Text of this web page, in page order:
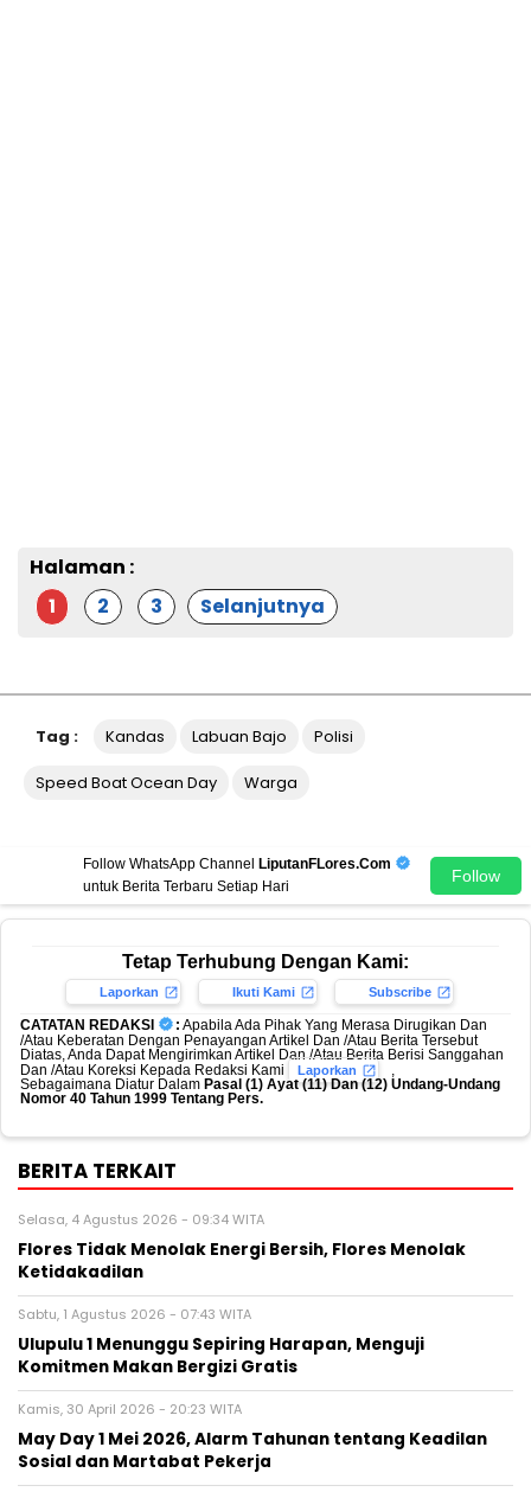
Halaman :
1
2 3 Selanjutnya
Tag : Kandas Labuan Bajo Polisi
Speed Boat Ocean Day Warga
Follow WhatsApp Channel
LiputanFLores.Com
untuk Berita Terbaru Setiap Hari
Follow
Tetap Terhubung Dengan Kami:
Laporkan Ikuti Kami Subscribe
CATATAN REDAKSI : Apabila Ada Pihak Yang Merasa Dirugikan Dan
/Atau Keberatan Dengan Penayangan Artikel Dan /Atau Berita Tersebut
Diatas, Anda Dapat Mengirimkan Artikel Dan /Atau Berita Berisi Sanggahan
Dan /Atau Koreksi Kepada Redaksi Kami
Laporkan
,
Sebagaimana Diatur Dalam Pasal (1) Ayat (11) Dan (12) Undang-Undang
Nomor 40 Tahun 1999 Tentang Pers.
BERITA TERKAIT
Selasa, 4 Agustus 2026 - 09:34 WITA
Flores Tidak Menolak Energi Bersih, Flores Menolak
Ketidakadilan
Sabtu, 1 Agustus 2026 - 07:43 WITA
Ulupulu 1 Menunggu Sepiring Harapan, Menguji
Komitmen Makan Bergizi Gratis
Kamis, 30 April 2026 - 20:23 WITA
May Day 1 Mei 2026, Alarm Tahunan tentang Keadilan
Sosial dan Martabat Pekerja